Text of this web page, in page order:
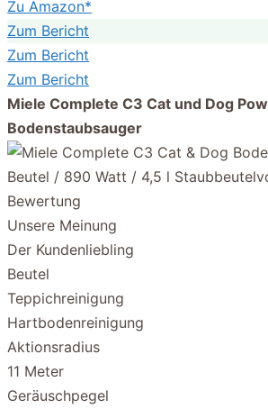
Zu Amazon*
Zum Bericht
Zum Bericht
Zum Bericht
Miele Complete C3 Cat und Dog
Bodenstaubsauger
Bewertung
Unsere Meinung
Der Kundenliebling
Beutel
Teppichreinigung
Hartbodenreinigung
Aktionsradius
11 Meter
Geräuschpegel